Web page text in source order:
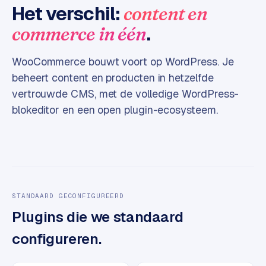
e
s
e
b
s
i
w
r
Het verschil: content en
commerce in één.
WooCommerce bouwt voort op WordPress. Je
beheert content en producten in hetzelfde
vertrouwde CMS, met de volledige WordPress-
blokeditor en een open plugin-ecosysteem.
STANDAARD GECONFIGUREERD
Plugins die we standaard
configureren.